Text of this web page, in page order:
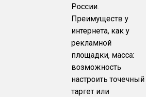
России.
Преимуществ у
интернета, как у
рекламной
площадки, масса:
возможность
настроить точечный
таргет или